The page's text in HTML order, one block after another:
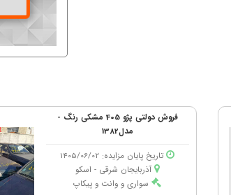
فروش دولتی پژو 405 مشکی رنگ -
مدل1382
تاریخ پایان مزایده: 1405/06/02
آذربایجان شرقی - اسكو
سواری و وانت و پیکاپ